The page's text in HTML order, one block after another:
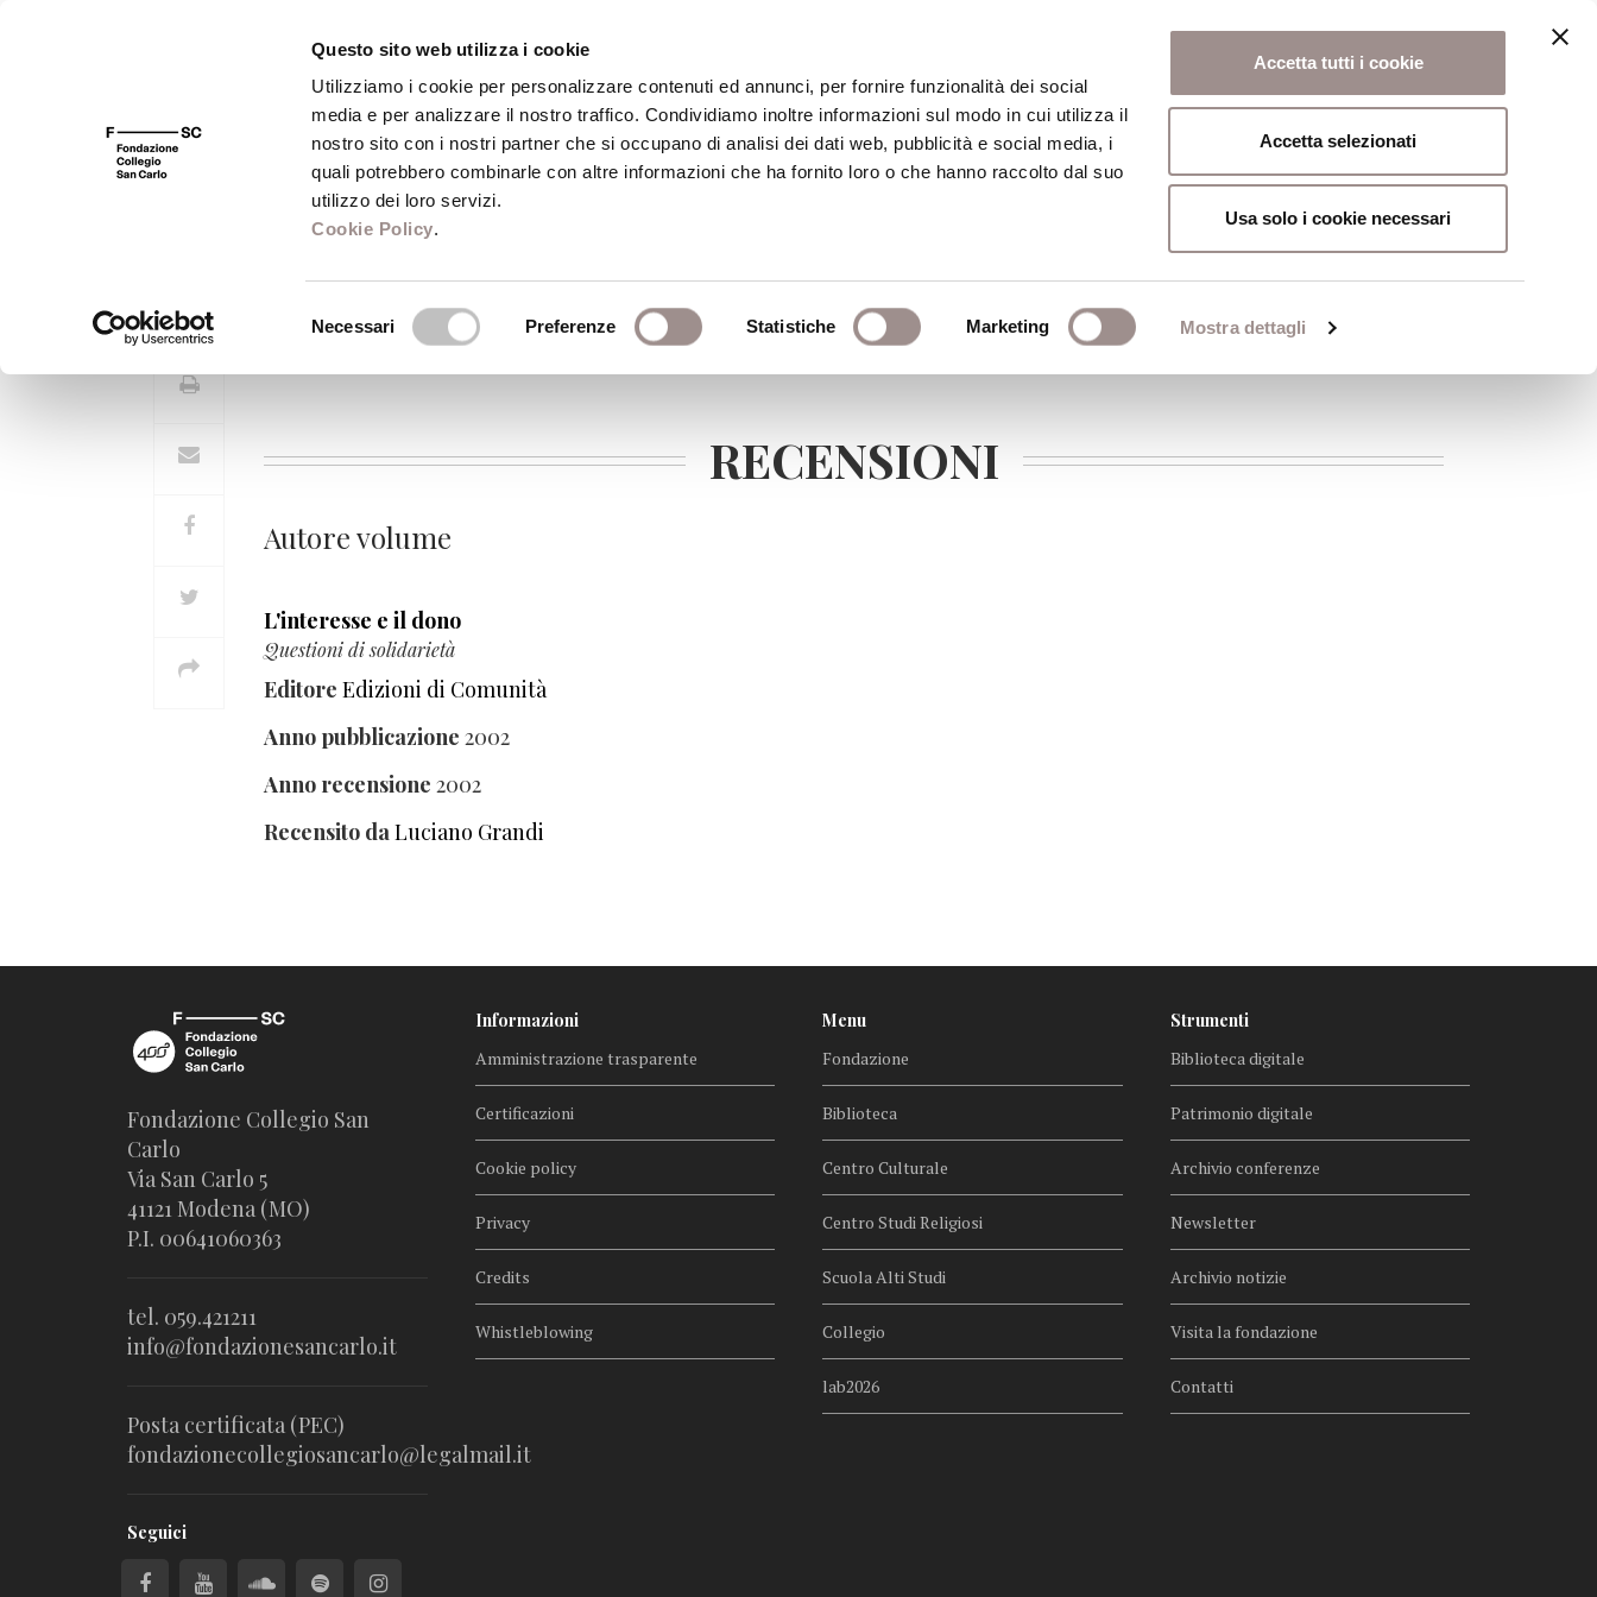
Questo sito web utilizza i cookie
Utilizziamo i cookie per personalizzare contenuti ed annunci, per fornire funzionalità dei social
media e per analizzare il nostro traffico. Condividiamo inoltre informazioni sul modo in cui utilizza il
nostro sito con i nostri partner che si occupano di analisi dei dati web, pubblicità e social media, i
quali potrebbero combinarle con altre informazioni che ha fornito loro o che hanno raccolto dal suo
utilizzo dei loro servizi.
Cookie Policy.
Necessari Preferenze Statistiche Marketing Mostra dettagli
Accetta tutti i cookie
Accetta selezionati
Usa solo i cookie necessari
FSC 400 Fondazione Biblioteca Centro Culturale Centro Studi Religiosi Scuola Alti Studi
Kurt Bayertz
RECENSIONI
Autore volume
L'interesse e il dono
Questioni di solidarietà
Editore Edizioni di Comunità
Anno pubblicazione 2002
Anno recensione 2002
Recensito daLuciano Grandi
Fondazione Collegio San
Carlo
Via San Carlo 5
41121 Modena (MO)
P.I. 00641060363
tel. 059.421211
info@fondazionesancarlo.it
Posta certificata (PEC)
fondazionecollegiosancarlo@legalmail.it
Seguici
Informazioni
Amministrazione trasparente
Certificazioni
Cookie policy
Privacy
Credits
Whistleblowing
Menu
Fondazione
Biblioteca
Centro Culturale
Centro Studi Religiosi
Scuola Alti Studi
Collegio
lab2026
Strumenti
Biblioteca digitale
Patrimonio digitale
Archivio conferenze
Newsletter
Archivio notizie
Visita la fondazione
Contatti